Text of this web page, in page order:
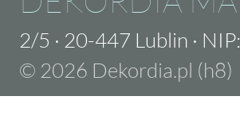
2/5 · 20-447 Lublin ·
© 2026 Dekordia.pl (h8)